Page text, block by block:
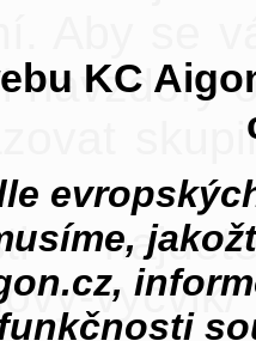
KC
Aby se
navzdory
vycvik/